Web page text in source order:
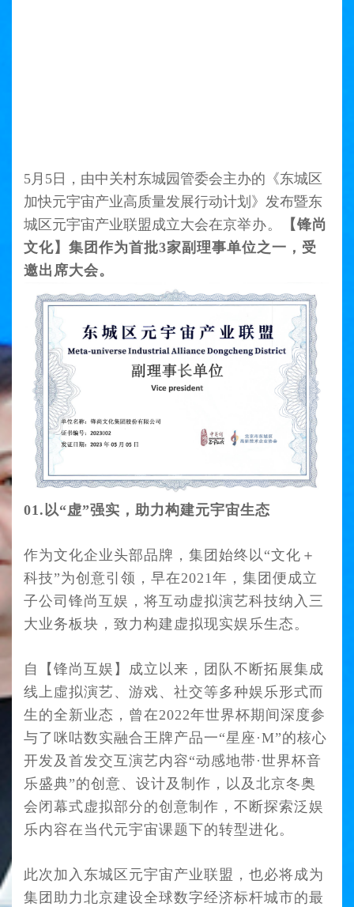
5月5日，由中关村东城园管委会主办的《东城区
加快元宇宙产业高质量发展行动计划》发布暨东
城区元宇宙产业联盟成立大会在京举办。
【锋尚
文化】集团作为首批3家副理事单位之一，受
邀出席大会。
01.以“虚”强实，助力构建元宇宙生态
作为文化企业头部品牌，集团始终以“文化＋
科技”为创意引领，早在2021年，集团便成立
子公司锋尚互娱，将互动虚拟演艺科技纳入三
大业务板块，致力构建虚拟现实娱乐生态。
自【锋尚互娱】成立以来，团队不断拓展集成
线上虛拟演艺、游戏、社交等多种娱乐形式而
生的全新业态，曾在2022年世界杯期间深度参
与了咪咕数实融合王牌产品一“星 座·M”的核心
开发及首发交互演艺内容“动感地带·世界杯音
乐盛典”的创意、设计及制作，以及北京冬奥
会闭幕式虚拟部分的创意制作，不断探索泛娱
乐内容在当代元宇宙课题下的转型进化。
此次加入东城区元宇宙产业联盟，也必将成为
集团助力北京建设全球数字经济标杆城市的最